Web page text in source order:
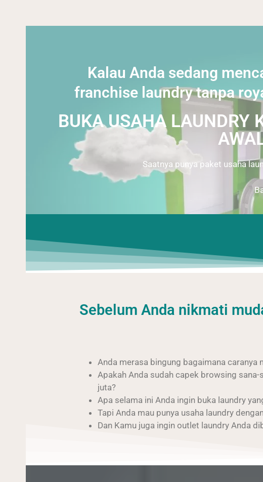
Kalau Anda sedang
franchise laundry tanpa
BUKA USAHA LAUNDRY
Saatnya punya paket usaha
Sebelum Anda nikmati
Anda merasa bingung bagaimana
Apakah Anda sudah capek browsing
juta?
Apa selama ini Anda ingin buka laundry
Tapi Anda mau punya usaha laundry
Dan Kamu juga ingin outlet laundry Anda